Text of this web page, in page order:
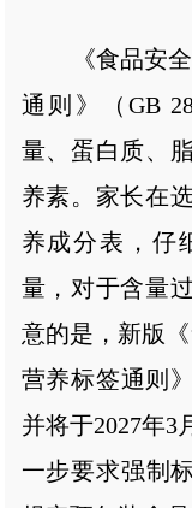
《食品安全
通则》（GB
量、蛋白质、
养素。家长在
养成分表，仔
量，对于含量
意的是，新版
营养标签通则
并将于2027年3
一步要求强制